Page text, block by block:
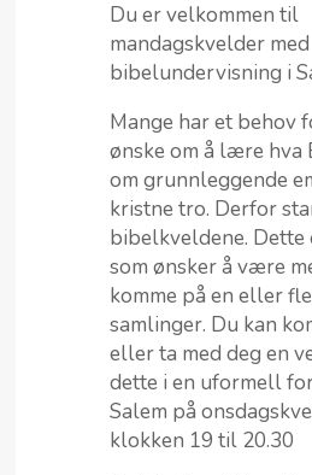
KALENDER
AKTUELT
TALER
Du er velkommen til
mandagskvelder med
bibelundervisning i
Mange har et behov
ønske om å lære hva
om grunnleggende
kristne tro. Derfor
bibelkveldene.
som ønsker å være
komme på en eller
samlinger. Du kan
eller ta med deg en
dette i en uformell
Salem på
klokken 19 til 20.30